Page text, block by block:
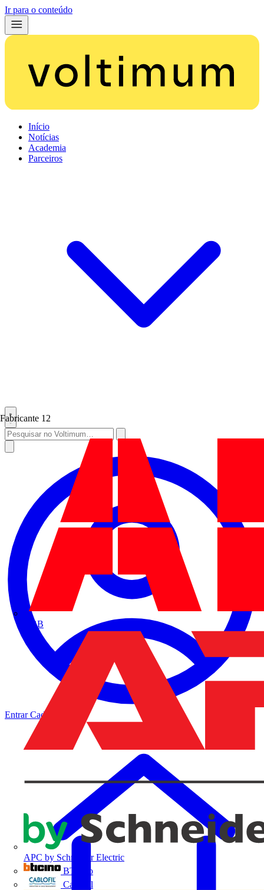
Ir para o conteúdo
Início
Notícias
Academia
Parceiros
Fabricante 12
ABB
APC by Schneider Electric
BTicino
Cablofil
EntrarCadastrar